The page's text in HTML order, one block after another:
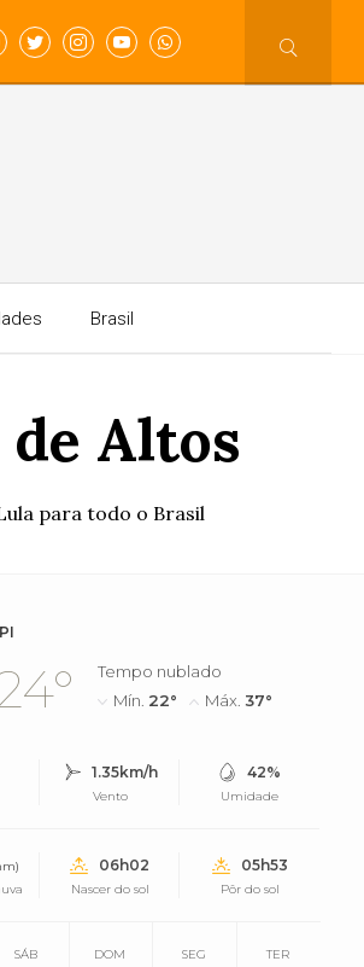
Brasil
Altos
para todo o Brasil
Tempo nublado
Mín. 22° Máx.37°
1.35km/h
Vento
42%
Umidade
06h02
Nascer do sol
05h53
Pôr do sol
SÁB DOM SEG TER